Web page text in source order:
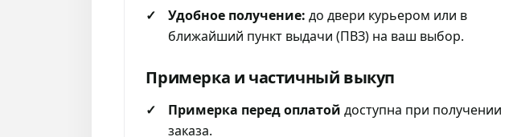
Удобное получение: до двери курьером или в
ближайший пункт выдачи (ПВЗ) на ваш выбор.
Примерка и частичный выкуп
Примерка перед оплатой доступна при получении
заказа.